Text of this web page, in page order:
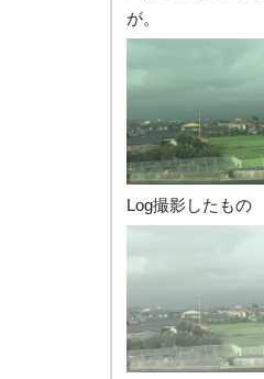
が。
Log撮影したもの